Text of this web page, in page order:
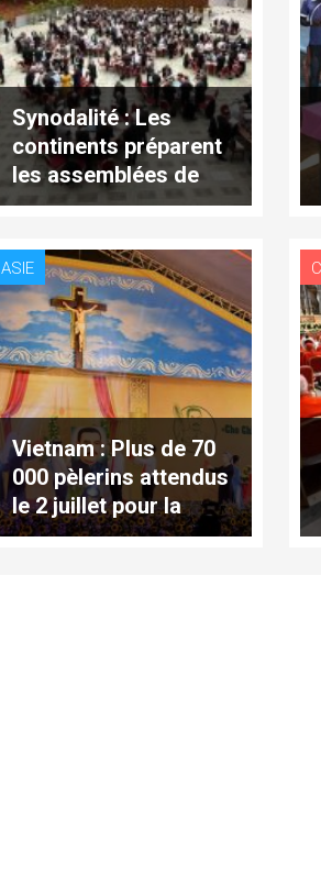
Synodalité : Les
continents préparent
les assemblées de
2027 et 2028
ASIE
Vietnam : Plus de 70
000 pèlerins attendus
le 2 juillet pour la
béatification de